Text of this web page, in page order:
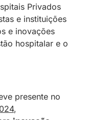
Privados
e instituições
e inovações
hospitalar e o
presente no
,